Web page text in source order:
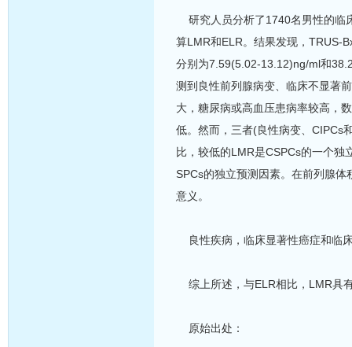
研究人员分析了1740名男性的临
算LMR和ELR。结果发现，TRUS-
分别为7.59(5.02-13.12)ng/ml和
测到良性前列腺病变、临床不显著
大，糖尿病或高血压患病率较高，
低。然而，三者(良性病变、CIPCs
比，较低的LMR是CSPCs的一个
SPCs的独立预测因素。在前列腺
意义。
良性疾病，临床显著性癌症和临
综上所述，与ELR相比，LMR具
原始出处：